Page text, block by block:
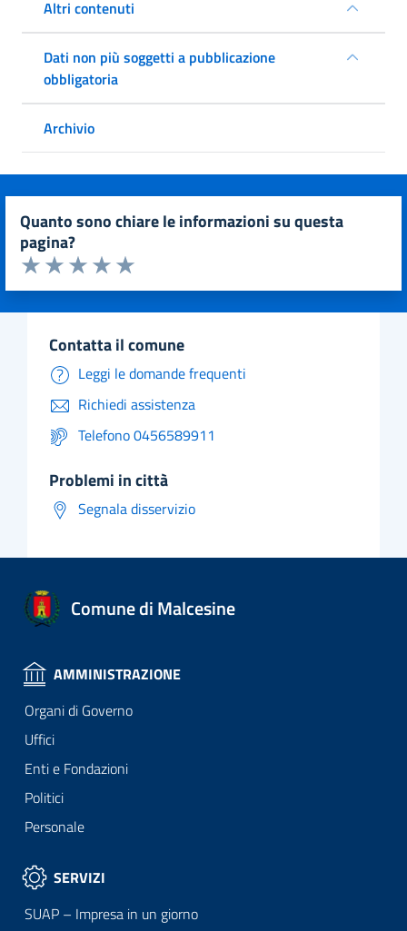
Altri contenuti
Dati non più soggetti a pubblicazione
obbligatoria
Archivio
quanto sono chiare le informazioni su questa
pagina?
Valuta da 1 a 5 stelle la pagina
Valuta 5 stelle su 5
Valuta 4 stelle su 5
Valuta 3 stelle su 5
Valuta 2 stelle su 5
Valuta 1 stelle su 5
contatta il comune
Leggi le domande frequenti
Richiedi assistenza
Telefono 0456589911
problemi in città
Segnala disservizio
Comune di Malcesine
AMMINISTRAZIONE
Organi di Governo
Uffici
Enti e Fondazioni
Politici
Personale
SERVIZI
SUAP – Impresa in un giorno